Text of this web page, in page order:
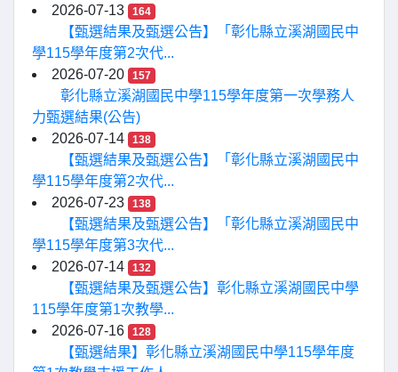
2026-07-13
164
【甄選結果及甄選公告】「彰化縣立溪湖國民中
學115學年度第2次代...
2026-07-20
157
彰化縣立溪湖國民中學115學年度第一次學務人
力甄選結果(公告)
2026-07-14
138
【甄選結果及甄選公告】「彰化縣立溪湖國民中
學115學年度第2次代...
2026-07-23
138
【甄選結果及甄選公告】「彰化縣立溪湖國民中
學115學年度第3次代...
2026-07-14
132
【甄選結果及甄選公告】彰化縣立溪湖國民中學
115學年度第1次教學...
2026-07-16
128
【甄選結果】彰化縣立溪湖國民中學115學年度